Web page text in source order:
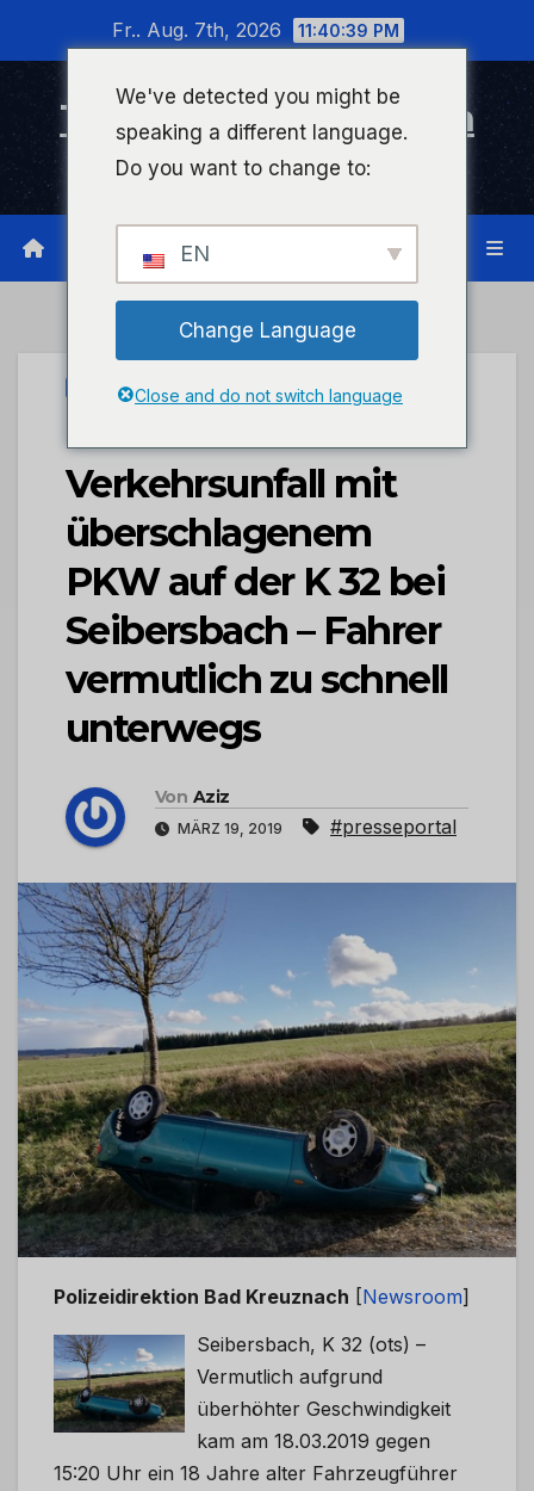
wechseln
Fr.. Aug. 7th, 2026 11:40:40 PM
Timeline Bad Kreuznach
Infonetzwerk für Bad Kreuznach
PRESSEPORTAL
POL-PDKH:
Verkehrsunfall mit
überschlagenem
PKW auf der K 32 bei
Seibersbach – Fahrer
vermutlich zu schnell
unterwegs
Von Aziz
MÄRZ 19, 2019 #presseportal
Polizeidirektion Bad Kreuznach [Newsroom]
Seibersbach, K 32 (ots) –
Vermutlich aufgrund
überhöhter Geschwindigkeit
kam am 18.03.2019 gegen
15:20 Uhr ein 18 Jahre alter Fahrzeugführer
We've detected you might be
speaking a different language.
Do you want to change to:
EN
Change Language
Close and do not switch language